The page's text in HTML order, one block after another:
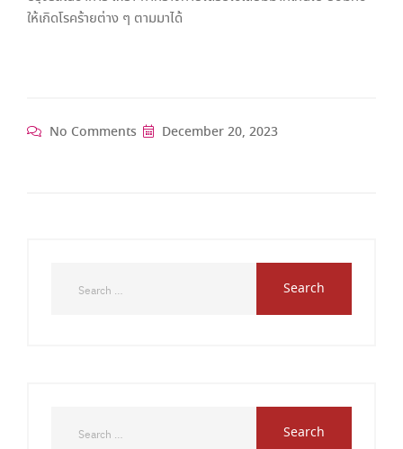
ให้เกิดโรคร้ายต่าง ๆ ตามมาได้
No Comments December 20, 2023